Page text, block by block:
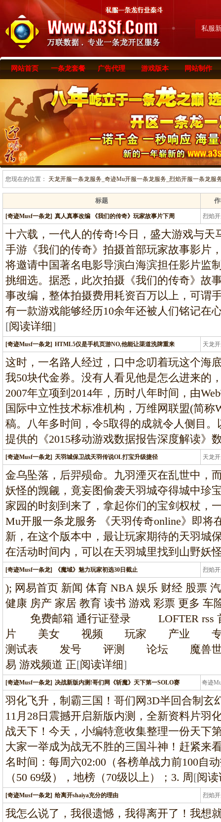
私服
网站首页 一条龙套餐 广告代理 游戏版本 网站制作
您现在的位置： 天龙开服一条龙服务_奇迹Mu开服一条龙服务_烈焰开服一条龙服
标题
[奇迹Musf一条龙] 真人真事改编 《我们的传奇》玩家故事片下周 烈焰
龙
十六载，一代人的传奇!今日，盛大游戏与天
手游《我们的传奇》拍摄首部玩家故事影片
将邀请中国著名电影导演白海滨担任影片监
挑细选。据悉，此次拍摄《我们的传奇》故
事改编，整体拍摄费用耗资百万以上，可谓
有一款游戏能够经历10余年还被人们铭记在
[阅读详细]
[奇迹Musf一条龙] HTML5仅是手机页游NO,他能让渠道洗牌重来 天龙
龙
这时，一名路人经过，口中念叨着玩这个海
我50块代金券。没有人看见他是怎么进来的
2007年立项到2014年，历时八年时间，由
国际中立性技术标准机构，万维网联盟(简称
稿。八年多时间，令5取得的成就令人侧目。
提供的《2015移动游戏数据报告深度解读》
[奇迹Musf一条龙] 天羽城保卫战天羽传说OL打宝升级捷径 天龙
龙
金乌坠落，后羿殒命。九羽湮灭在乱世中，
妖怪的觊觎，竟妄图偷袭天羽城夺得城中珍
家园的时刻到来了，拿起你们的宝剑权杖，
Mu开服一条龙服务 《天羽传奇online》即将
新，在这个版本中，最让玩家期待的天羽城
在活动时间内，可以在天羽城里找到山野妖
[奇迹Musf一条龙] 《魔域》魅力玩家初选30日截止 烈焰
龙
); 网易首页 新闻 体育 NBA 娱乐 财经 股票
健康 房产 家居 教育 读书 游戏 彩票 更多 车
免费邮箱 通行证登录 LOFTER
片 美女 视频 玩家 产业
测试表 发号 评测 论坛 魔兽世
易 游戏频道 正[阅读详细]
[奇迹Musf一条龙] 决战新版内测!哥们网《斩魔》天下第一SOLO赛 奇迹
条
羽化飞升，制霸三国！哥们网3D半回合制玄
11月28日震撼开启新版内测，全新资料片羽
战天下！今天，小编特意收集整理一份天下
大家一举成为战无不胜的三国斗神！赶紧来
名时间：每周六02:00（各榜单战力前100自
（50 69级），地榜（70级以上）；3. 周[阅
[奇迹Musf一条龙] 给离开shaiya充分的理由 烈焰
龙
我怎么说了，我很遗憾，我得离开了！我想